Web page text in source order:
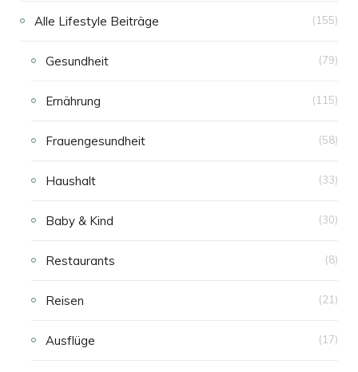
Alle Lifestyle Beiträge (155)
Gesundheit (79)
Ernährung (115)
Frauengesundheit (58)
Haushalt (33)
Baby & Kind (30)
Restaurants (8)
Reisen (21)
Ausflüge (17)